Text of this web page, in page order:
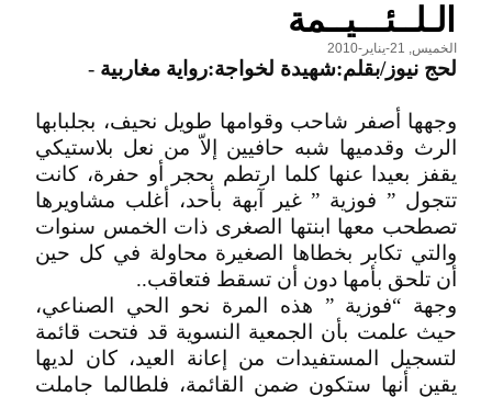
الـلــئـــيــمة
الخميس, 21-يناير-2010
لحج نيوز/بقلم:شهيدة لخواجة:رواية مغاربية -
وجهها أصفر شاحب وقوامها طويل نحيف، بجلبابها
الرث وقدميها شبه حافيين إلاّ من نعل بلاستيكي
يقفز بعيدا عنها كلما ارتطم بحجر أو حفرة، كانت
تتجول ” فوزية ” غير آبهة بأحد، أغلب مشاويرها
تصطحب معها ابنتها الصغرى ذات الخمس سنوات
والتي تكابر بخطاها الصغيرة محاولة في كل حين
أن تلحق بأمها دون أن تسقط فتعاقب..
وجهة “فوزية ” هذه المرة نحو الحي الصناعي،
حيث علمت بأن الجمعية النسوية قد فتحت قائمة
لتسجيل المستفيدات من إعانة العيد، كان لديها
يقين أنها ستكون ضمن القائمة، فلطالما جاملت